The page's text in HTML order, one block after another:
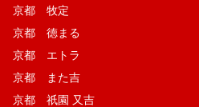
京都 牧定
京都 徳まる
京都 エトラ
京都 また吉
京都 祇園 又吉